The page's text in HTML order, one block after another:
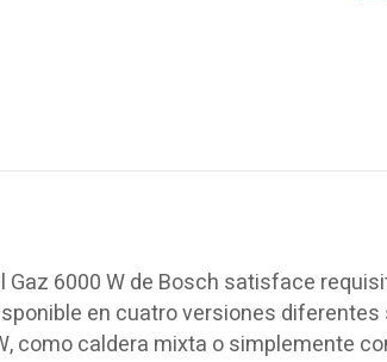
Gaz 6000 W de Bosch satisface
en cuatro versiones
como caldera mixta o simplemente